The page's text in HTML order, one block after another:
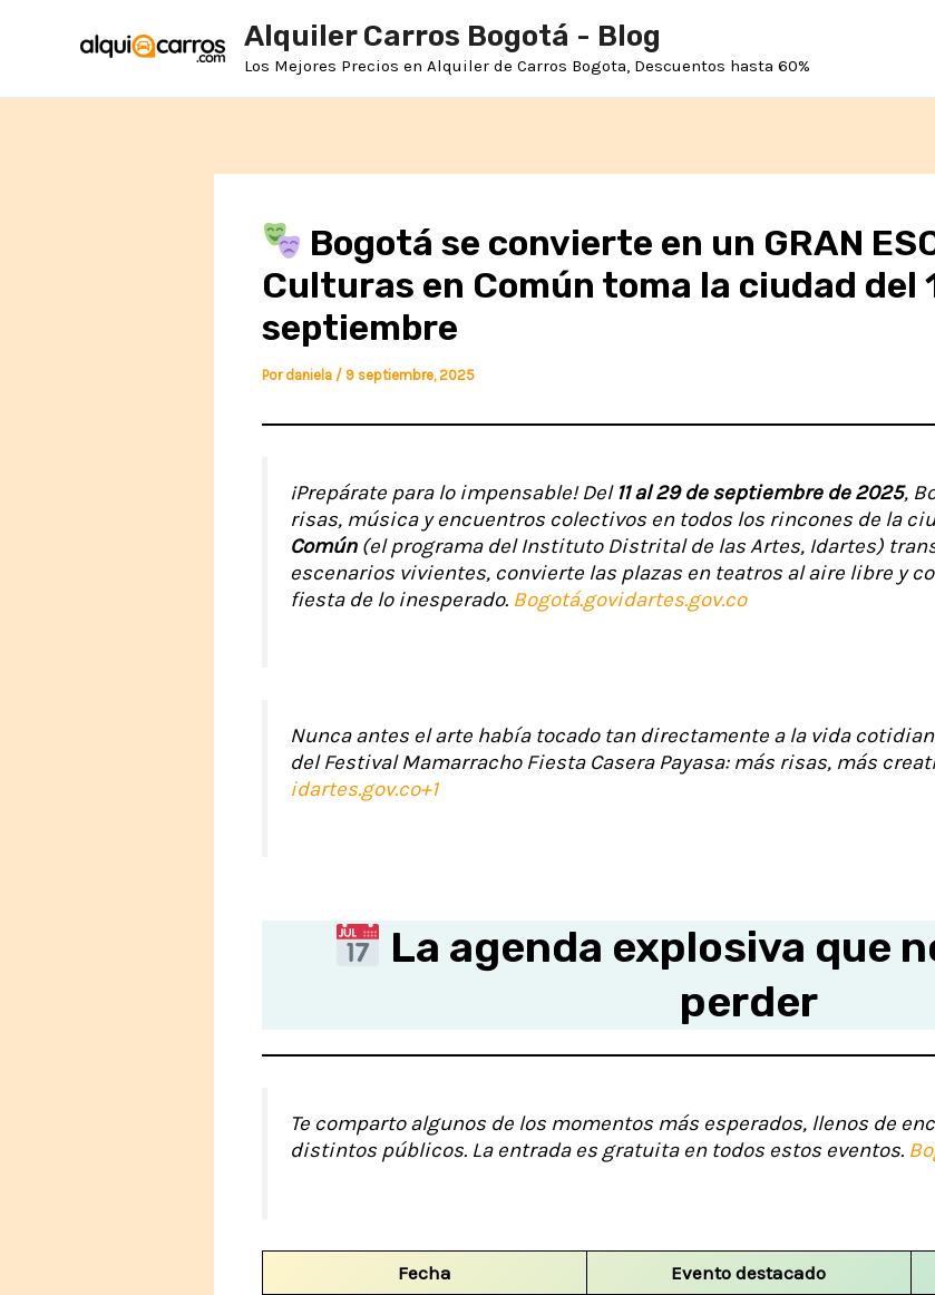
contenido
Alquiler Carros Bogotá - Blog
Los Mejores Precios en Alquiler de Carros Bogota, Descuentos hasta 60%
Bogotá se convierte en un GRAN
Culturas en Común toma la ciudad del
septiembre
Por daniela / 9 septiembre, 2025
¡Prepárate para lo impensable! Del11 al 29 de septiembre de 2025,
risas, música y encuentros colectivos en todos los rincones de la
Común(el programa del Instituto Distrital de las Artes, Idartes)
escenarios vivientes, convierte las plazas en teatros al aire libre y
fiesta de lo inesperado. Bogotá.govidartes.gov.co
Nunca antes el arte había tocado tan directamente a la vida
del Festival Mamarracho Fiesta Casera Payasa: más risas, más
idartes.gov.co+1
La agenda explosiva que
perder
Te comparto algunos de los momentos más esperados, llenos de
distintos públicos. La entrada es gratuita en todos estos eventos.
Fecha Evento destacado